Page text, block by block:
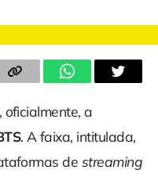
a
. A faixa, intitulada,
de streaming